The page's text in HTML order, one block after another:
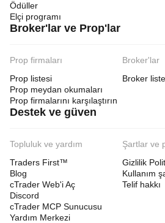
Ödüller
Elçi programı
Broker'lar ve Prop'lar
Prop firmaları
Prop listesi
Prop meydan okumaları
Prop firmalarını karşılaştırın
Broker'lar
Broker
Destek ve güven
Topluluk ve yardım
Traders First™
Blog
cTrader Web'i Aç
Discord
cTrader MCP Sunucusu
Yardım Merkezi
Şartlar ve
Gizlilik
Kullanım
Telif hakkı